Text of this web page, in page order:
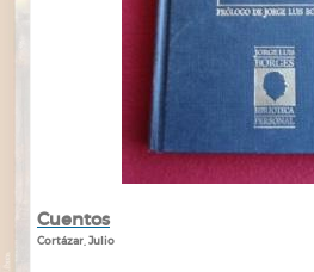
Cuentos
Cortázar, Julio